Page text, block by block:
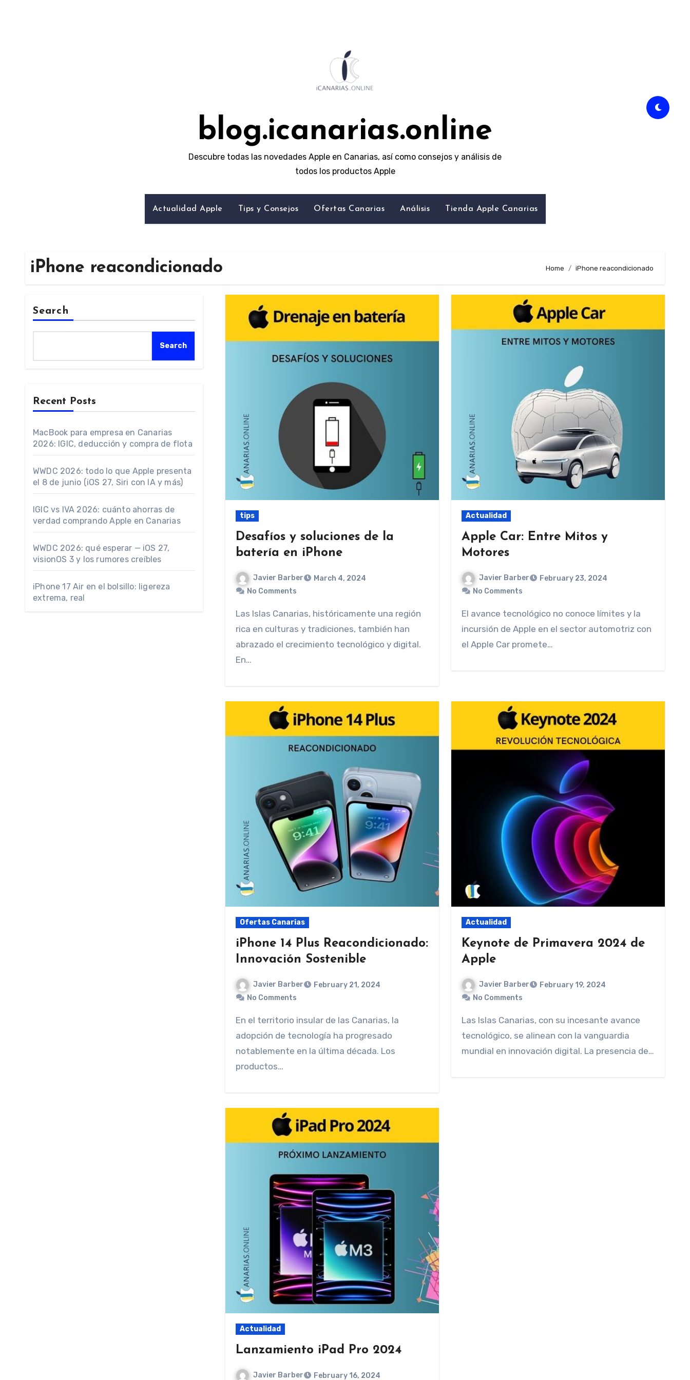
blog.icanarias.online
Descubre todas las novedades Apple en Canarias, así como consejos y análisis de
todos los productos Apple
Actualidad Apple Tips y Consejos Ofertas Canarias Análisis Tienda Apple Canarias
iPhone reacondicionado Home iPhone reacondicionado
Search
Search
Recent Posts
MacBook para empresa en Canarias
2026: IGIC, deducción y compra de flota
WWDC 2026: todo lo que Apple presenta
el 8 de junio (iOS 27, Siri con IA y más)
IGIC vs IVA 2026: cuánto ahorras de
verdad comprando Apple en Canarias
WWDC 2026: qué esperar — iOS 27,
visionOS 3 y los rumores creíbles
iPhone 17 Air en el bolsillo: ligereza
extrema, real
tips
Desafíos y soluciones de la
batería en iPhone
Javier Barber
March 4, 2024
No Comments
Las Islas Canarias, históricamente una región
rica en culturas y tradiciones, también han
abrazado el crecimiento tecnológico y digital.
En…
Actualidad
Apple Car: Entre Mitos y
Motores
Javier Barber
February 23, 2024
No Comments
El avance tecnológico no conoce límites y la
incursión de Apple en el sector automotriz con
el Apple Car promete…
Ofertas Canarias
iPhone 14 Plus Reacondicionado:
Innovación Sostenible
Javier Barber
February 21, 2024
No Comments
En el territorio insular de las Canarias, la
adopción de tecnología ha progresado
notablemente en la última década. Los
productos…
Actualidad
Keynote de Primavera 2024 de
Apple
Javier Barber
February 19, 2024
No Comments
Las Islas Canarias, con su incesante avance
tecnológico, se alinean con la vanguardia
mundial en innovación digital. La presencia de…
Actualidad
Lanzamiento iPad Pro 2024
Javier Barber February 16, 2024